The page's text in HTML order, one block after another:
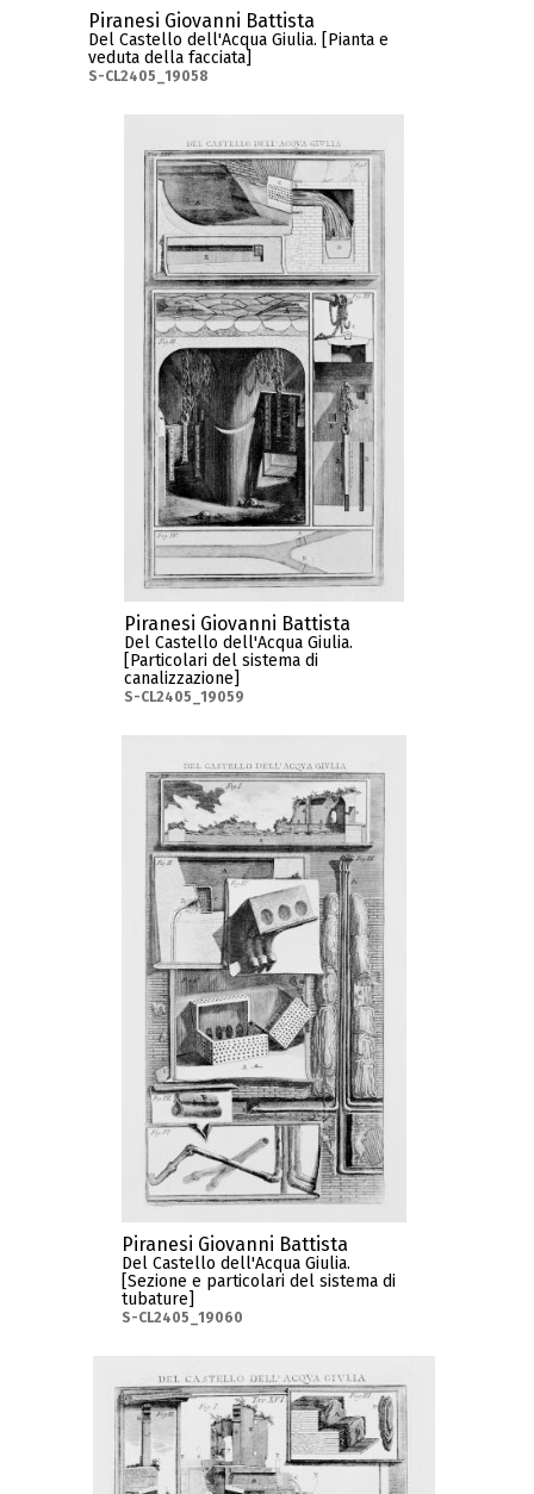
Piranesi Giovanni Battista
Del Castello dell'Acqua Giulia. [Pianta e
veduta della facciata]
S-CL2405_19058
Piranesi Giovanni Battista
Del Castello dell'Acqua Giulia.
[Particolari del sistema di
canalizzazione]
S-CL2405_19059
Piranesi Giovanni Battista
Del Castello dell'Acqua Giulia.
[Sezione e particolari del sistema di
tubature]
S-CL2405_19060